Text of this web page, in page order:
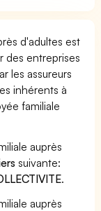
d'adultes est
des entreprises
les assureurs
inhérents à
familiale
auprès
suivante:
.
auprès